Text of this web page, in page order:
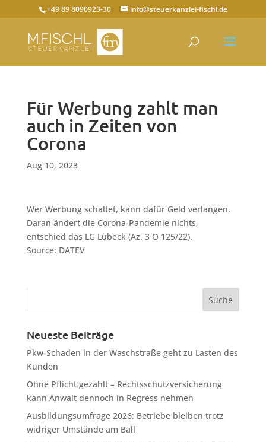
+49 89 8090923-30 info@steuerkanzlei-fischl.de
Für Werbung zahlt man
auch in Zeiten von
Corona
Aug 10, 2023
Wer Werbung schaltet, kann dafür Geld verlangen.
Daran ändert die Corona-Pandemie nichts,
entschied das LG Lübeck (Az. 3 O 125/22).
Source: DATEV
Neueste Beiträge
Pkw-Schaden in der Waschstraße geht zu Lasten des
Kunden
Ohne Pflicht gezahlt – Rechtsschutzversicherung
kann Anwalt dennoch in Regress nehmen
Ausbildungsumfrage 2026: Betriebe bleiben trotz
widriger Umstände am Ball